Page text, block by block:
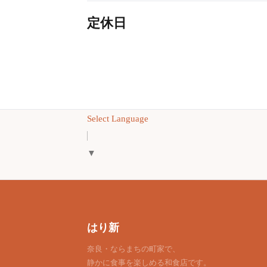
定休日
Select Language
▼
はり新
奈良・ならまちの町家で、
静かに食事を楽しめる和食店です。